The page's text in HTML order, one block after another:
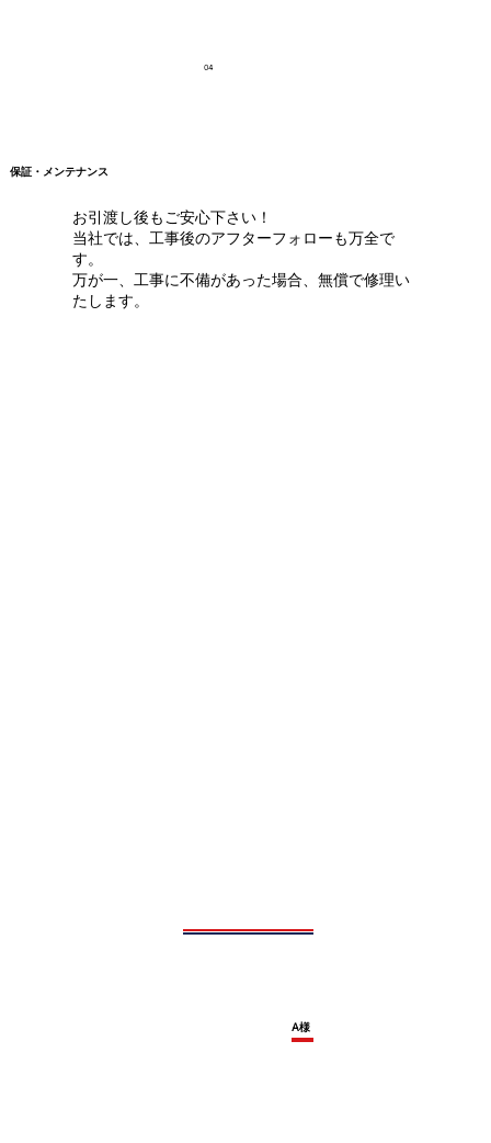
04
お引渡し後もご安心下さい！
当社では、工事後のアフターフォローも万全で
す。
万が一、工事に不備があった場合、無償で修理い
たします。
保証・メンテナンス
A様